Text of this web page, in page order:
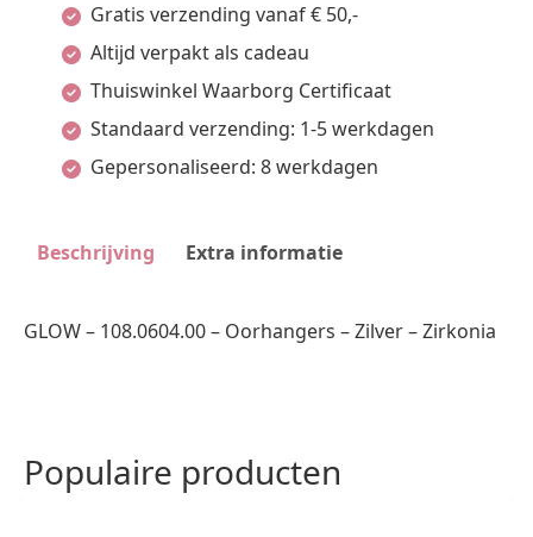
Gratis verzending vanaf € 50,-
Altijd verpakt als cadeau
Thuiswinkel Waarborg Certificaat
Standaard verzending: 1-5 werkdagen
Gepersonaliseerd: 8 werkdagen
Beschrijving Extra informatie
GLOW – 108.0604.00 – Oorhangers – Zilver – Zirkonia
Populaire producten